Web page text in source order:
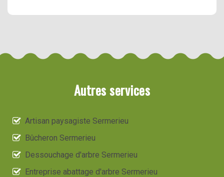
Autres services
Artisan paysagiste Sermerieu
Bûcheron Sermerieu
Dessouchage d'arbre Sermerieu
Entreprise abattage d'arbre Sermerieu